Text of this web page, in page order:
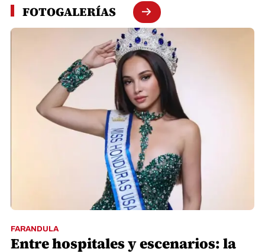
FOTOGALERÍAS
FARANDULA
Entre hospitales y escenarios: la